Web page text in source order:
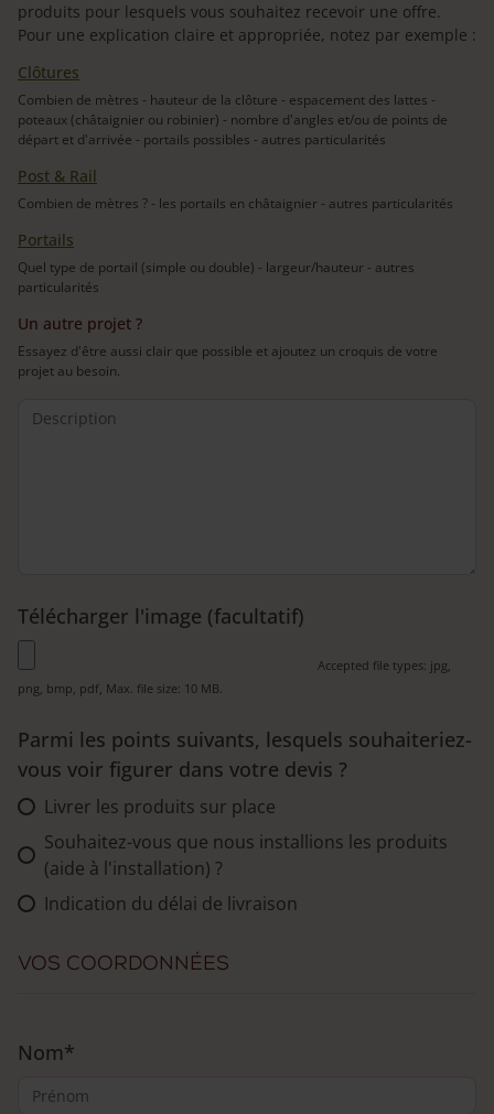
produits pour lesquels vous souhaitez recevoir une offre.
Pour une explication claire et appropriée, notez par exemple :
Clôtures
Combien de mètres - hauteur de la clôture - espacement des lattes -
poteaux (châtaignier ou robinier) - nombre d'angles et/ou de points de
départ et d'arrivée - portails possibles - autres particularités
Post & Rail
Combien de mètres ? - les portails en châtaignier - autres particularités
Portails
Quel type de portail (simple ou double) - largeur/hauteur - autres
particularités
Un autre projet ?
Essayez d'être aussi clair que possible et ajoutez un croquis de votre
projet au besoin.
Télécharger l'image (facultatif)
Accepted file types: jpg,
png, bmp, pdf, Max. file size: 10 MB.
Parmi les points suivants, lesquels souhaiteriez-
vous voir figurer dans votre devis ?
Livrer les produits sur place
Souhaitez-vous que nous installions les produits
(aide à l'installation) ?
Indication du délai de livraison
Vos coordonnées
Nom*